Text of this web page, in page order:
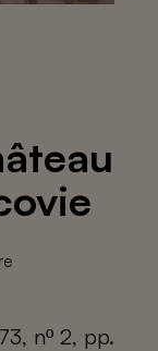
nº 2, pp.